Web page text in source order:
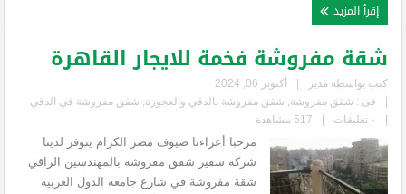
إقرأ المزيد
شقة مفروشة فخمة للايجار القاهرة
كتب بواسطةمدير
أكتوبر 06, 2024
فى : شقق مفروشة, شقق مفروشة بالدقي والعجوزة, شقق مفروشة في الدقي
٠ تعليقات 517 مشاهدة
مرحبا أعزاءنا ضيوف مصر الكرام يتوفر لدينا
شركة سفير شقق مفروشة بالمهندسين الراقي
شقة مفروشة في شارع جامعه الدول العربيه